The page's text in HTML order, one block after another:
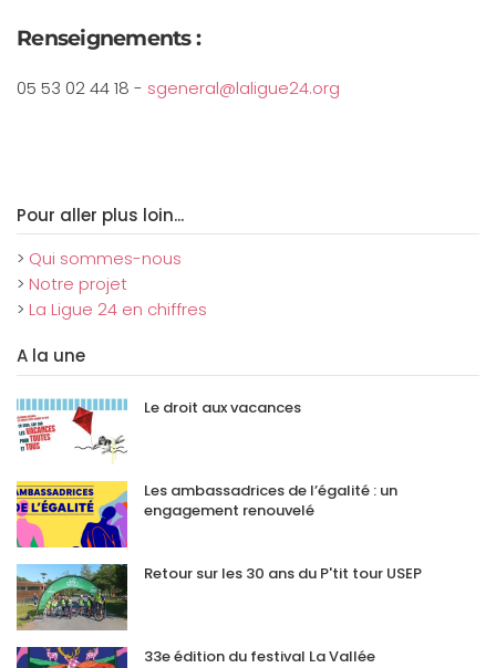
Renseignements :
05 53 02 44 18 - sgeneral@laligue24.org
Pour aller plus loin...
> Qui sommes-nous
> Notre projet
> La Ligue 24 en chiffres
A la une
Le droit aux vacances
Les ambassadrices de l’égalité : un
engagement renouvelé
Retour sur les 30 ans du P'tit tour USEP
33e édition du festival La Vallée